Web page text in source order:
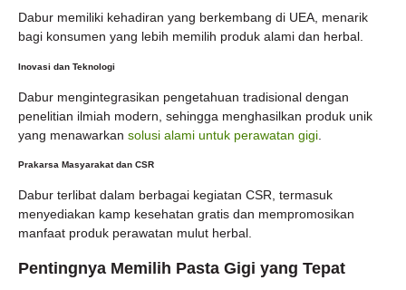
Dabur memiliki kehadiran yang berkembang di UEA, menarik
bagi konsumen yang lebih memilih produk alami dan herbal.
Inovasi dan Teknologi
Dabur mengintegrasikan pengetahuan tradisional dengan
penelitian ilmiah modern, sehingga menghasilkan produk unik
yang menawarkan solusi alami untuk perawatan gigi
Prakarsa Masyarakat dan CSR
Dabur terlibat dalam berbagai kegiatan CSR, termasuk
menyediakan kamp kesehatan gratis dan mempromosikan
manfaat produk perawatan mulut herbal.
Pentingnya Memilih Pasta Gigi yang Tepat